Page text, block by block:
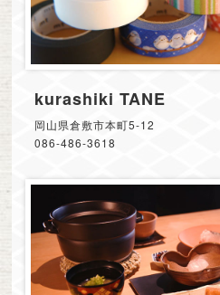
kurashiki TANE
岡山県倉敷市本町5-12
086-486-3618